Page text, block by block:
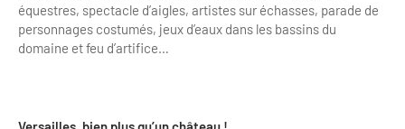
équestres, spectacle d’aigles, artistes sur échasses, parade de
personnages costumés, jeux d’eaux dans les bassins du
domaine et feu d’artifice…